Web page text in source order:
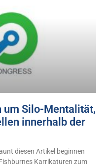
um Silo-Mentalität,
innerhalb der
diesen Artikel beginnen
Karrikaturen zum